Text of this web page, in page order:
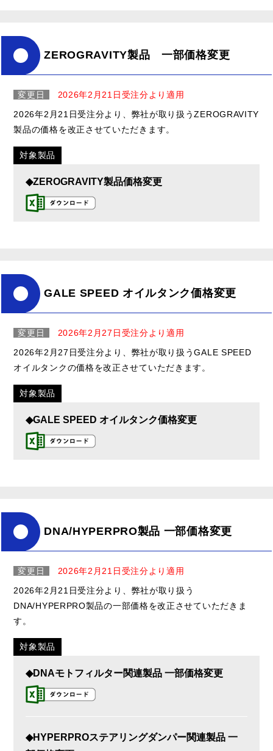
ZEROGRAVITY製品 一部価格変更
変更日
2026年2月21日受注分より適用
2026年2月21日受注分より、弊社が取り扱うZEROGRAVITY
製品の価格を改正させていただきます。
対象製品
◆ZEROGRAVITY製品価格変更
GALE SPEED オイルタンク価格変更
変更日
2026年2月27日受注分より適用
2026年2月27日受注分より、弊社が取り扱うGALE SPEED
オイルタンクの価格を改正させていただきます。
対象製品
◆GALE SPEED オイルタンク価格変更
DNA/HYPERPRO製品 一部価格変更
変更日
2026年2月21日受注分より適用
2026年2月21日受注分より、弊社が取り扱う
DNA/HYPERPRO製品の一部価格を改正させていただきま
す。
対象製品
◆DNAモトフィルター関連製品 一部価格変更
◆HYPERPROステアリングダンパー関連製品 一